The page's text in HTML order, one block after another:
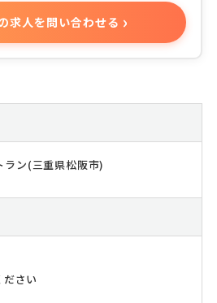
求人を問い合わせる ›
ラン(三重県松阪市)
さい